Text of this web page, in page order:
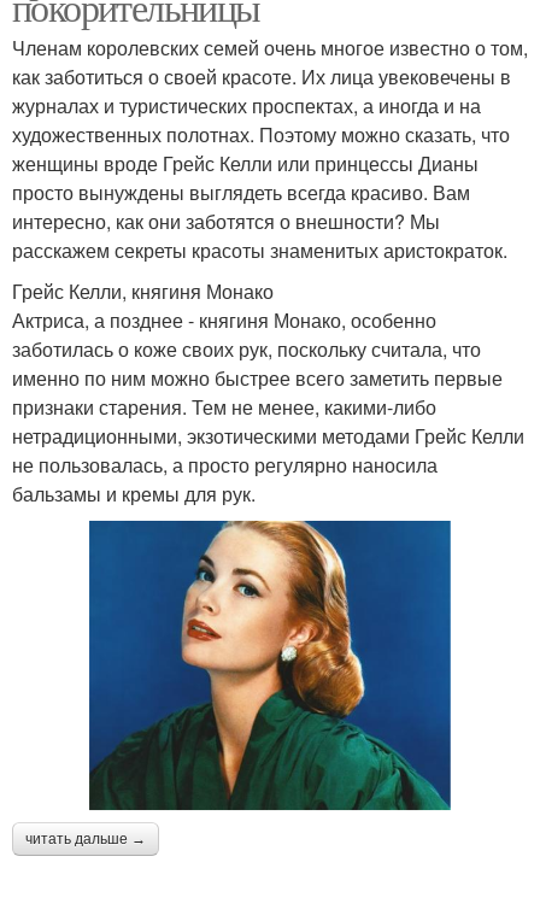
Членам королевских семей очень многое известно о том,
как заботиться о своей красоте. Их лица увековечены в
журналах и туристических проспектах, а иногда и на
художественных полотнах. Поэтому можно сказать, что
женщины вроде Грейс Келли или принцессы Дианы
просто вынуждены выглядеть всегда красиво. Вам
интересно, как они заботятся о внешности? Мы
расскажем секреты красоты знаменитых аристократок.
Грейс Келли, княгиня Монако
Актриса, а позднее - княгиня Монако, особенно
заботилась о коже своих рук, поскольку считала, что
именно по ним можно быстрее всего заметить первые
признаки старения. Тем не менее, какими-либо
нетрадиционными, экзотическими методами Грейс Келли
не пользовалась, а просто регулярно наносила
бальзамы и кремы для рук.
читать дальше →